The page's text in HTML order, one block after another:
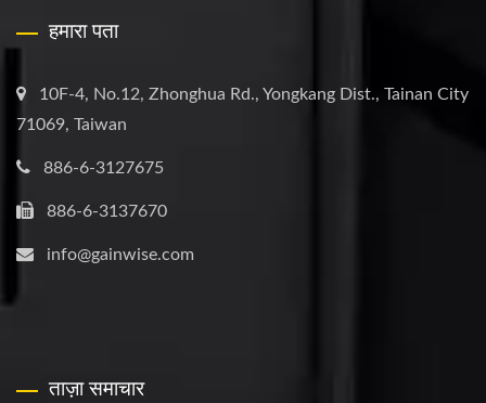
हमारा पता
10F-4, No.12, Zhonghua Rd., Yongkang Dist., Tainan City
71069, Taiwan
886-6-3127675
886-6-3137670
info@gainwise.com
ताज़ा समाचार